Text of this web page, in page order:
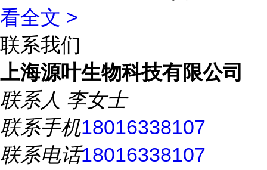
看全文 >
联系我们
上海源叶生物科技有限公司
联系人 李女士
联系手机18016338107
联系电话18016338107